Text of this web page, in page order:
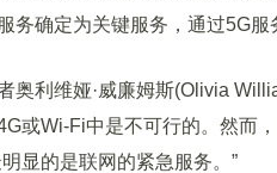
务确定为关键服务，通过5G服
利维娅·威廉姆斯(Olivia
或Wi-Fi中是不可行的。然而
显的是联网的紧急服务。”